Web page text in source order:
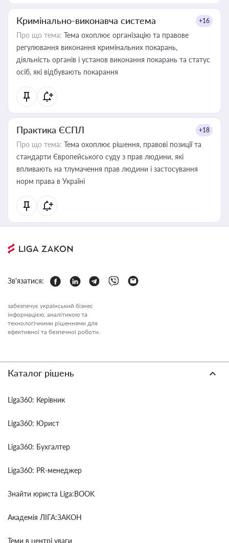
Кримінально-виконавча система +16
Про що тема: Тема охоплює організацію та правове
регулювання виконання кримінальних покарань,
діяльність органів і установ виконання покарань та статус
осіб, які відбувають покарання
Практика ЄСПЛ +18
Про що тема: Тема охоплює рішення, правові позиції та
стандарти Європейського суду з прав людини, які
впливають на тлумачення прав людини і застосування
норм права в Україні
Зв'язатися:
забезпечує український бізнес
інформацією, аналітикою та
технологічними рішеннями для
ефективної та безпечної роботи.
Каталог рішень
Liga360: Керівник
Liga360: Юрист
Liga360: Бухгалтер
Liga360: PR-менеджер
Знайти юриста Liga:BOOK
Академія ЛІГА:ЗАКОН
Теми в центрі уваги